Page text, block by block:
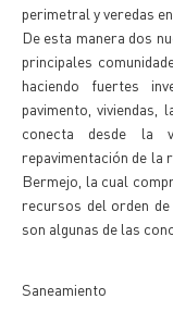
perimetral y veredas
De esta manera dos
principales
haciendo fuertes
pavimento, viviendas,
conecta desde la
repavimentación de la
Bermejo, la cual
recursos del orden
son algunas de las
Saneamiento